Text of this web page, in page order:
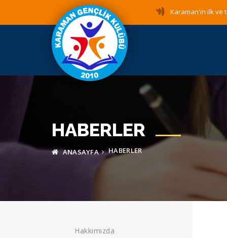
Karaman'ın ilk ve
HABERLER
ANASAYFA HABERLER
Hakkımızda